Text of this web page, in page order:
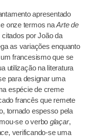
apresentado
onze termos naArte de
por João da
as variações enquanto
francesismo que se
utilização na literatura
para designar uma
espécie de creme
francês que remete
tornado espesso pela
se o verbo glaçar,
, verificando-se uma